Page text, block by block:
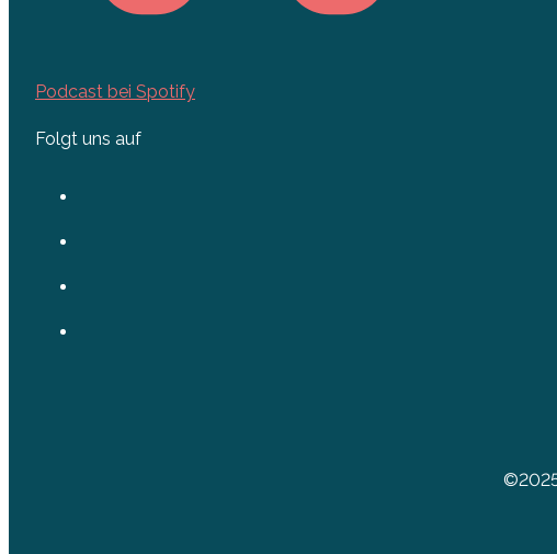
Podcast bei Spotify
Folgt uns auf